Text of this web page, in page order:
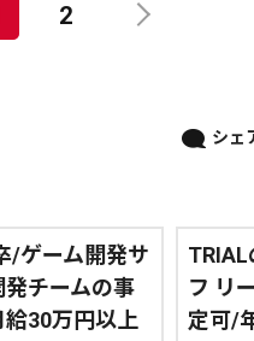
2
シェ
/ゲーム開発サ
チームの事
30万円以上
フ リ
定可/